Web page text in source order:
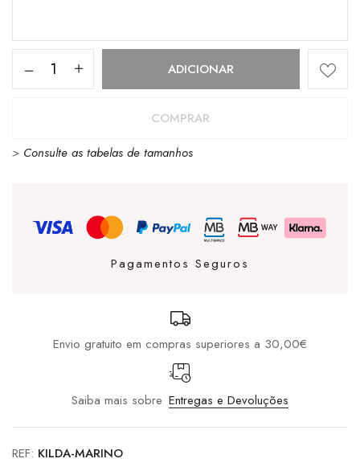
Quantidade
MARINO
ADICIONAR
COMPRAR
> Consulte as tabelas de tamanhos
Pagamentos Seguros
Envio gratuito em compras superiores a 30,00€
Saiba mais sobre Entregas e Devoluções
REF: KILDA-MARINO